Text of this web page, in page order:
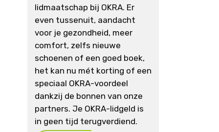
lidmaatschap bij OKRA. Er
even tussenuit, aandacht
voor je gezondheid, meer
comfort, zelfs nieuwe
schoenen of een goed boek,
het kan nu mét korting of een
speciaal OKRA-voordeel
dankzij de bonnen van onze
partners. Je OKRA-lidgeld is
in geen tijd terugverdiend.